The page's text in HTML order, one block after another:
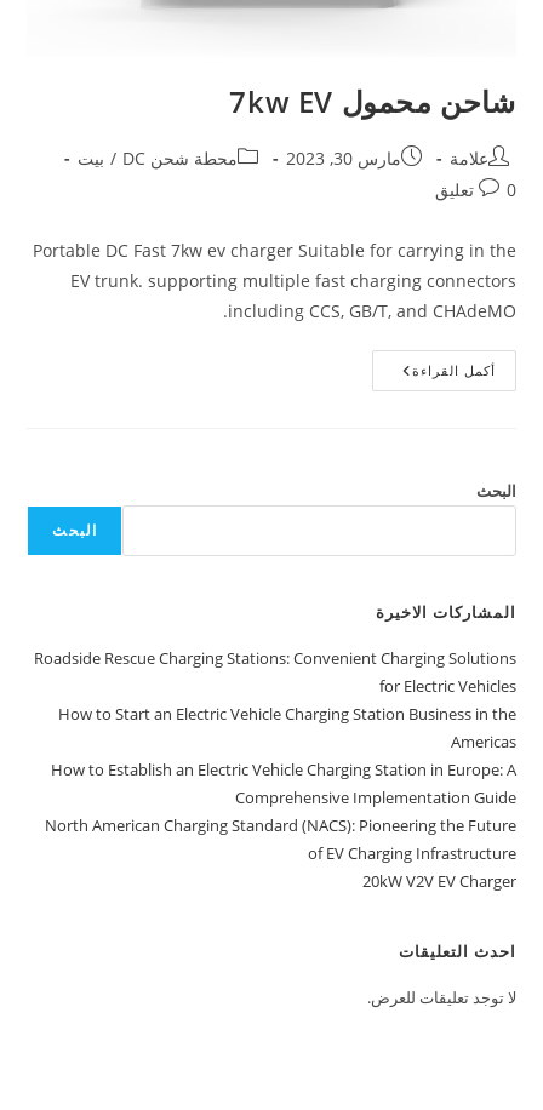
شاحن محمول 7kw EV
علامة مارس 30, 2023 محطة شحن DC / بيت
0 تعليق
Portable DC Fast 7kw ev charger Suitable for carrying in the
EV trunk. supporting multiple fast charging connectors
including CCS, GB/T, and CHAdeMO.
أكمل القراءة
البحث
البحث
المشاركات الاخيرة
Roadside Rescue Charging Stations: Convenient Charging Solutions
for Electric Vehicles
How to Start an Electric Vehicle Charging Station Business in the
Americas
How to Establish an Electric Vehicle Charging Station in Europe: A
Comprehensive Implementation Guide
North American Charging Standard (NACS): Pioneering the Future
of EV Charging Infrastructure
20kW V2V EV Charger
احدث التعليقات
لا توجد تعليقات للعرض.